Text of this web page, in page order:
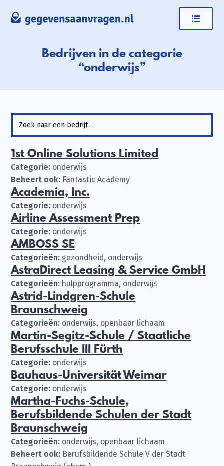
Bedrijven in de categorie
“onderwijs”
1st Online Solutions Limited
Categorie: onderwijs
Beheert ook: Fantastic Academy
Academia, Inc.
Categorie: onderwijs
Airline Assessment Prep
Categorie: onderwijs
AMBOSS SE
Categorieën: gezondheid, onderwijs
AstraDirect Leasing & Service GmbH
Categorieën: hulpprogramma, onderwijs
Astrid-Lindgren-Schule
Braunschweig
Categorieën: onderwijs, openbaar lichaam
Martin-Segitz-Schule / Staatliche
Berufsschule III Fürth
Categorie: onderwijs
Bauhaus-Universität Weimar
Categorie: onderwijs
Martha-Fuchs-Schule,
Berufsbildende Schulen der Stadt
Braunschweig
Categorieën: onderwijs, openbaar lichaam
Beheert ook: Berufsbildende Schule V der Stadt